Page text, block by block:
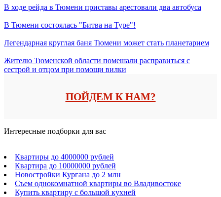
В ходе рейда в Тюмени приставы арестовали два автобуса
В Тюмени состоялась "Битва на Туре"!
Легендарная круглая баня Тюмени может стать планетарием
Жителю Тюменской области помешали расправиться с
сестрой и отцом при помощи вилки
ПОЙДЕМ К НАМ?
Интересные подборки для вас
Квартиры до 4000000 рублей
Квартира до 10000000 рублей
Новостройки Кургана до 2 млн
Съем однокомнатной квартиры во Владивостоке
Купить квартиру с большой кухней